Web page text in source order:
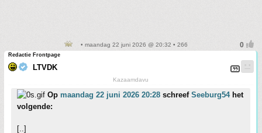
• maandag 22 juni 2026 @ 20:32 • 266
Redactie Frontpage
LTVDK
Kazaamdavu
Op maandag 22 juni 2026 20:28 schreef Seeburg54het
volgende:
[..]